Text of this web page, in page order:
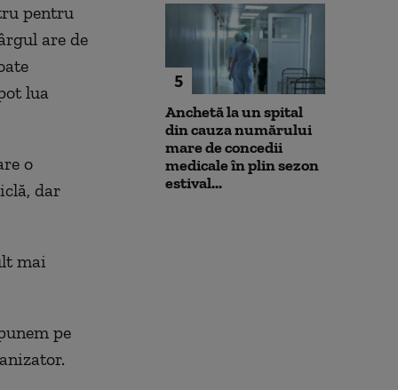
pentru
are de
lua
o
dar
mai
pe
5
Anchetă la un spital
din cauza numărului
mare de concedii
medicale în plin sezon
estival...